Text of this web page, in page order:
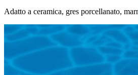
Adatto a ceramica, gres porcellanato,